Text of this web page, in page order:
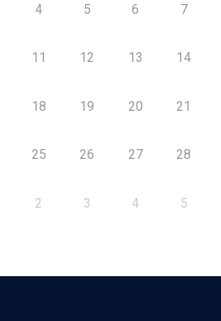
4 5 6 7
11 12 13 14
18 19 20 21
25 26 27 28
2 3 4 5